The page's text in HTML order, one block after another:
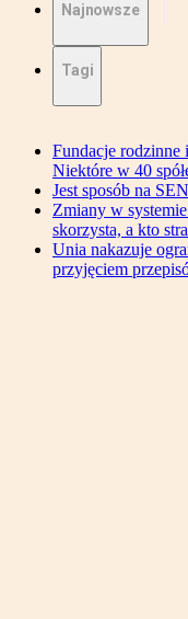
Najnowsze
Tagi
Fundacje rodzinne
Niektóre w 40
Jest sposób na
Zmiany w
skorzysta, a kto
Unia nakazuje
przyjęciem